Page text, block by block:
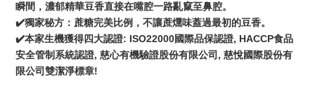
瞬間，濃郁精華豆香直接在嘴腔一路亂竄至鼻腔。
✔️獨家秘方：蔗糖完美比例，不讓蔗燻味蓋過最初的豆香。
✔️本家生機獲得四大認證: ISO22000國際品保認證, HACCP食品
安全管制系統認證, 慈心有機驗證股份有限公司, 慈悅國際股份有
限公司雙潔淨標章!